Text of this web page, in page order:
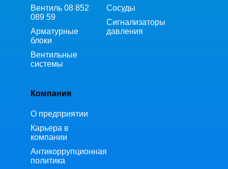
Вентиль 08 852
089 59
Арматурные
блоки
Вентильные
системы
Сосуды
Сигнализаторы
давления
Компания
О предприятии
Карьера в
компании
Антикоррупционная
политика